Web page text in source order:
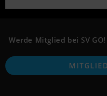
in
new
in
new
tab
Werde Mitglied bei SV